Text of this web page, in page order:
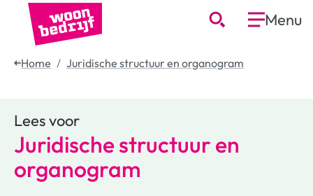
Menu
Home Juridische structuur en organogram
Lees voor
Juridische structuur en
organogram